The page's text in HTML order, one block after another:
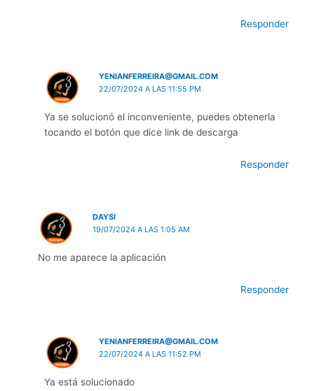
Responder
YENIANFERREIRA@GMAIL.COM
22/07/2024 A LAS 11:55 PM
Ya se solucionó el inconveniente, puedes obtenerla
tocando el botón que dice link de descarga
Responder
DAYSI
19/07/2024 A LAS 1:05 AM
No me aparece la aplicación
Responder
YENIANFERREIRA@GMAIL.COM
22/07/2024 A LAS 11:52 PM
Ya está solucionado